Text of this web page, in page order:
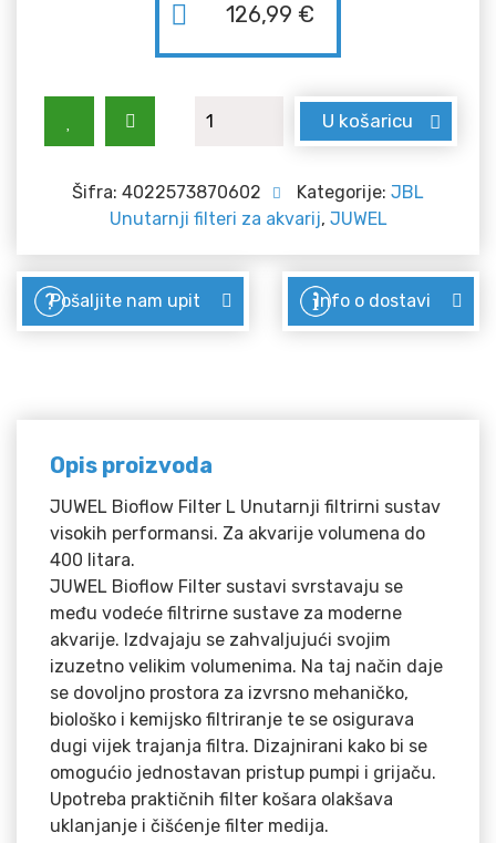
126,99 €
JUWEL Filter Bioflow L količina
U košaricu
Šifra: 4022573870602 Kategorije: JBL
Unutarnji filteri za akvarij, JUWEL
Pošaljite nam upit Info o dostavi
Opis proizvoda
JUWEL Bioflow Filter L Unutarnji filtrirni sustav
visokih performansi. Za akvarije volumena do
400 litara.
JUWEL Bioflow Filter sustavi svrstavaju se
među vodeće filtrirne sustave za moderne
akvarije. Izdvajaju se zahvaljujući svojim
izuzetno velikim volumenima. Na taj način daje
se dovoljno prostora za izvrsno mehaničko,
biološko i kemijsko filtriranje te se osigurava
dugi vijek trajanja filtra. Dizajnirani kako bi se
omogućio jednostavan pristup pumpi i grijaču.
Upotreba praktičnih filter košara olakšava
uklanjanje i čišćenje filter medija.